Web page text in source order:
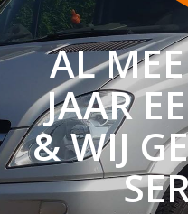
AL
JAAR
& WIJ